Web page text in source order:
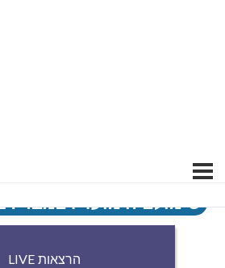
סימולציה מועד דצמבר 24 – חלק מהותי
הרצאות LIVE